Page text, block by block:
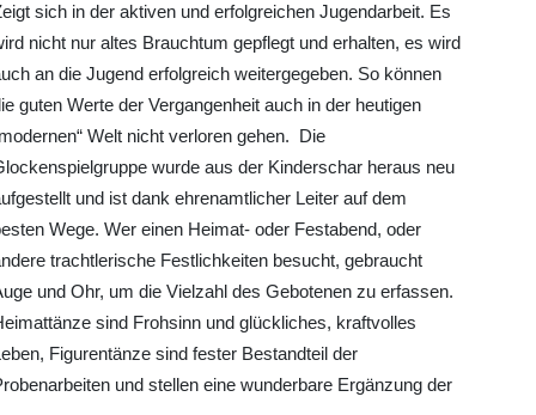
sich in der aktiven und erfolgreichen Jugendarbeit. Es
nicht nur altes Brauchtum gepflegt und erhalten, es wird
an die Jugend erfolgreich weitergegeben. So können
guten Werte der Vergangenheit auch in der heutigen
Welt nicht verloren gehen. Die
wurde aus der Kinderschar heraus neu
und ist dank ehrenamtlicher Leiter auf dem
Wege. Wer einen Heimat- oder Festabend, oder
trachtlerische Festlichkeiten besucht, gebraucht
und Ohr, um die Vielzahl des Gebotenen zu erfassen.
sind Frohsinn und glückliches, kraftvolles
Figurentänze sind fester Bestandteil der
und stellen eine wunderbare Ergänzung der